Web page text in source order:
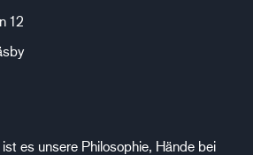
12
es unsere Philosophie, Hände bei